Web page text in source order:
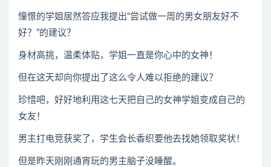
憧憬的学姐居然答应我提出“尝试做一周的男女朋友好不
好？”的建议？
身材高挑，温柔体贴，学姐一直是你心中的女神！
但在这天却向你提出了这么令人难以拒绝的建议？
珍惜吧，好好地利用这七天把自己的女神学姐变成自己的
女友！
男主打电竞获奖了，学生会长香织要他去找她领取奖状！
但是昨天刚刚通宵玩的男主脑子没睡醒。